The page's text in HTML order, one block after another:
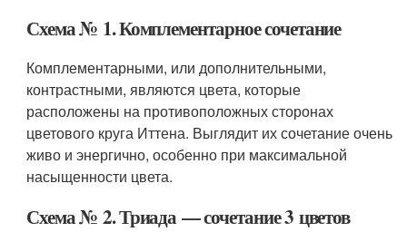
Схема № 1. Комплементарное сочетание
Комплементарными, или дополнительными,
контрастными, являются цвета, которые
расположены на противоположных сторонах
цветового круга Иттена. Выглядит их сочетание очень
живо и энергично, особенно при максимальной
насыщенности цвета.
Схема № 2. Триада — сочетание 3 цветов